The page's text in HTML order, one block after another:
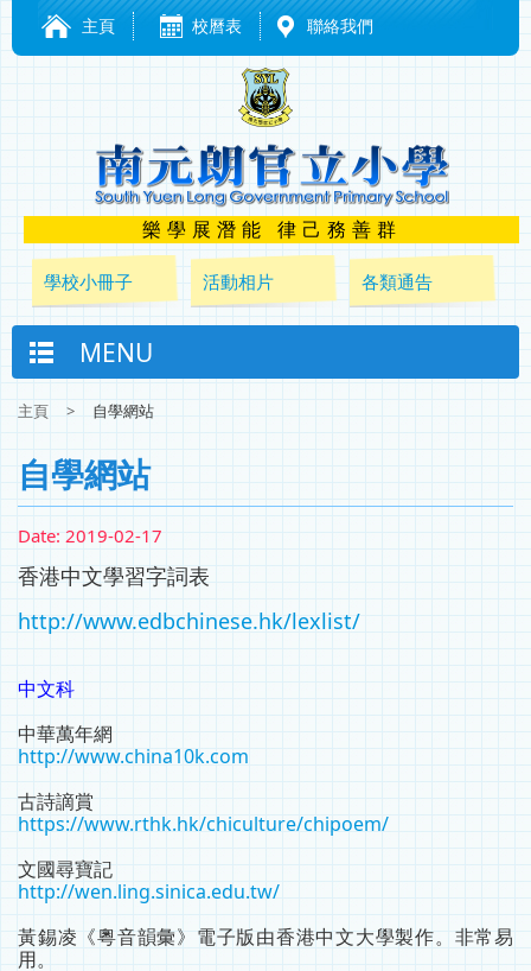
主頁 校曆表 聯絡我們
樂學展潛能 律己務善群
學校小冊子 活動相片 各類通告
MENU
主頁 > 自學網站
自學網站
Date: 2019-02-17
香港中文學習字詞表
http://www.edbchinese.hk/lexlist/
中文科
中華萬年網
http://www.china10k.com
古詩謫賞
https://www.rthk.hk/chiculture/chipoem/
文國尋寶記
http://wen.ling.sinica.edu.tw/
黃錫凌《粵音韻彙》電子版由香港中文大學製作。非常易
用。